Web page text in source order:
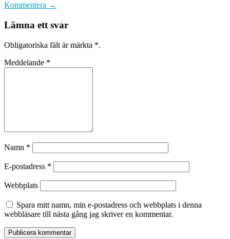
Kommentera →
Lämna ett svar
Obligatoriska fält är märkta *.
Meddelande *
Namn *
E-postadress *
Webbplats
Spara mitt namn, min e-postadress och webbplats i denna
webbläsare till nästa gång jag skriver en kommentar.